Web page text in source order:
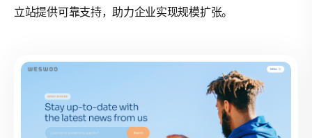
立站提供可靠支持，助力企业实现规模扩张。